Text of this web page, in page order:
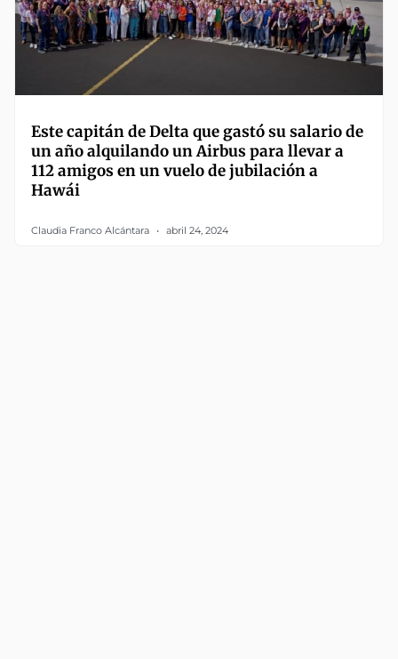
Este capitán de Delta que gastó su salario de
un año alquilando un Airbus para llevar a
112 amigos en un vuelo de jubilación a
Hawái
Claudia Franco Alcántara abril 24, 2024